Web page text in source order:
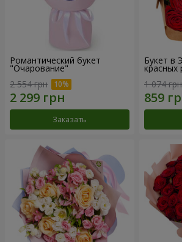
Романтический букет
"Очарование"
2 554 грн
Заказать
Букет в
красных
1 074 грн